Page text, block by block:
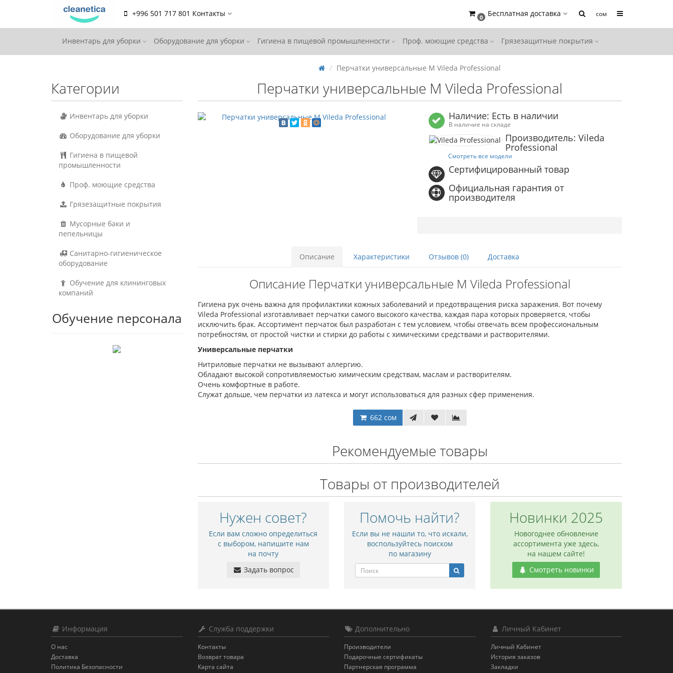
+996 501 717 801 Контакты 0 Бесплатная доставка сом
Инвентарь для уборки Оборудование для уборки Гигиена в пищевой промышленности Проф. моющие средства Грязезащитные покрытия
Категории
Инвентарь для уборки
Оборудование для уборки
Гигиена в пищевой
промышленности
Проф. моющие средства
Грязезащитные покрытия
Мусорные баки и
пепельницы
Санитарно-гигиеническое
оборудование
Обучение для клининговых
компаний
Обучение персонала
Перчатки универсальные M Vileda Professional
Перчатки универсальные M Vileda Professional
Наличие: Есть в наличии
В наличие на складе
Производитель: Vileda
Professional
Смотреть все модели
Сертифицированный товар
Официальная гарантия от
производителя
Описание Характеристики Отзывов (0) Доставка
Описание Перчатки универсальные M Vileda Professional
Гигиена рук очень важна для профилактики кожных заболеваний и предотвращения риска заражения. Вот почему
Vileda Professional изготавливает перчатки самого высокого качества, каждая пара которых проверяется, чтобы
исключить брак. Ассортимент перчаток был разработан с тем условием, чтобы отвечать всем профессиональным
потребностям, от простой чистки и стирки до работы с химическими средствами и растворителями.
Универсальные перчатки
Нитриловые перчатки не вызывают аллергию.
Обладают высокой сопротивляемостью химическим средствам, маслам и растворителям.
Очень комфортные в работе.
Служат дольше, чем перчатки из латекса и могут использоваться для разных сфер применения.
662 сом
Рекомендуемые товары
Товары от производителей
Нужен совет?
Если вам сложно определиться
с выбором, напишите нам
на почту
Задать вопрос
Помочь найти?
Если вы не нашли то, что искали,
воспользуйтесь поиском
по магазину
Новинки 2025
Новогоднее обновление
ассортимента уже здесь,
на нашем сайте!
Смотреть новинки
Информация
О нас
Доставка
Политика Безопасности
Служба поддержки
Контакты
Возврат товара
Карта сайта
Дополнительно
Производители
Подарочные сертификаты
Партнерская программа
Личный Кабинет
Личный Кабинет
История заказов
Закладки